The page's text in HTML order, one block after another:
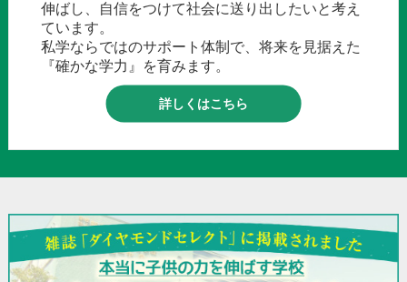
伸ばし、自信をつけて社会に送り出したいと考え
ています。
私学ならではのサポート体制で、将来を見据えた
『確かな学力』を育みます。
詳しくはこちら